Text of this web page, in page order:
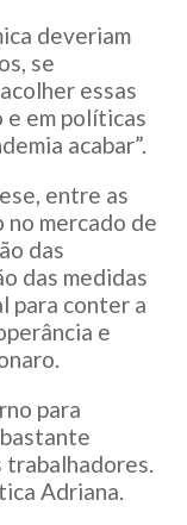
deveriam
se
essas
e em políticas
acabar”.
entre as
mercado de
das
das medidas
para conter a
e
para
Adriana.